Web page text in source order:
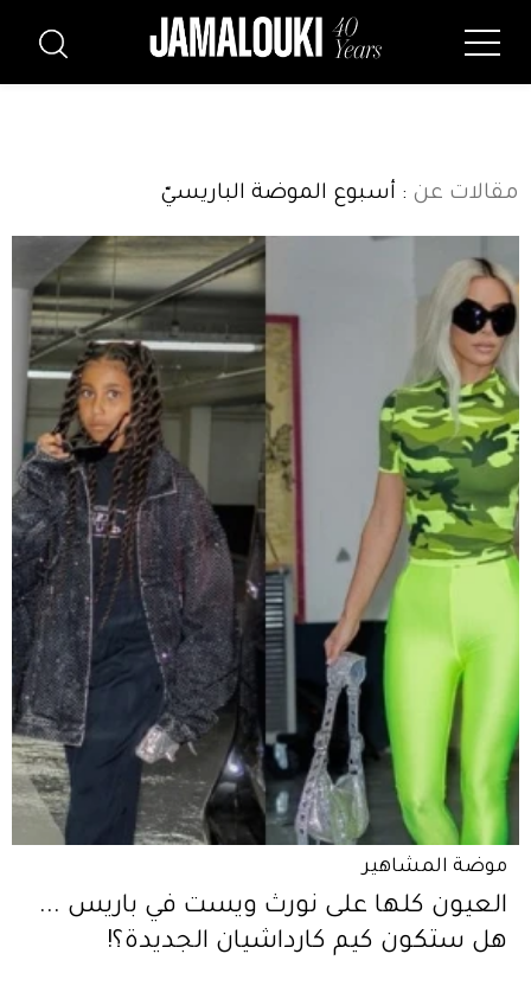
مقالات عن : أسبوع الموضة الباريسيّ
موضة المشاهير
العيون كلها على نورث ويست في باريس ...
هل ستكون كيم كارداشيان الجديدة؟!